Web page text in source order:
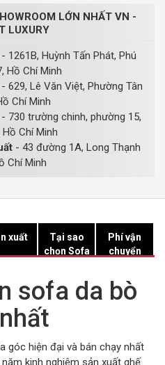
LỚN NHẤT VN -
LUXURY
- 1261B, Huỳnh Tấn Phát, Phú
Hồ Chí Minh
- 629, Lê Văn Việt, Phường Tân
Chí Minh
- 730 trường chinh, phường 15,
Chí Minh
- 43 đường 1A, Long Thạnh
Chí Minh
xuất
Tại sao
chọn Sofa
Minh?
Phí vận
chuyển
sofa da bò
góc hiện đại và bán chạy nhất
kinh nghiệm sản xuất ghế